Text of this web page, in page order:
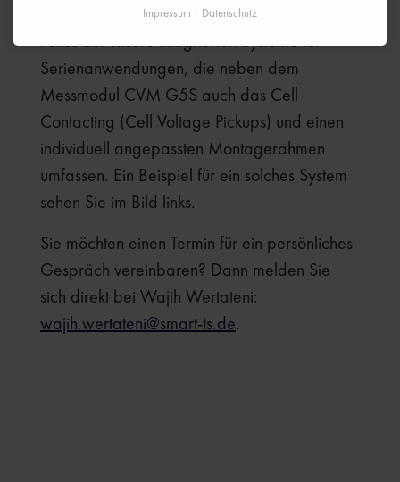
Fuel Cell CVM liegt dabei ein besonderer
Fokus auf unsere integrierten Systeme für
Serienanwendungen, die neben dem
Messmodul CVM G5S auch das Cell
Contacting (Cell Voltage Pickups) und einen
individuell angepassten Montagerahmen
umfassen. Ein Beispiel für ein solches System
sehen Sie im Bild links.
Sie möchten einen Termin für ein persönliches
Gespräch vereinbaren? Dann melden Sie
sich direkt bei Wajih Wertateni:
wajih.wertateni@smart-ts.de.
Impressum Datenschutz